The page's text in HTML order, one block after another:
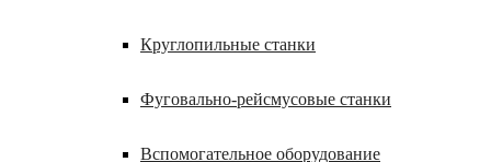
Круглопильные станки
Фуговально-рейсмусовые станки
Вспомогательное оборудование